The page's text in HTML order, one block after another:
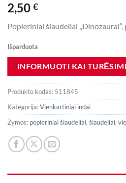
2,50 €
Popieriniai šiaudeliai
Išparduota
Produkto kodas: 511845
Kategorija:Vienkartiniai indai
Žymos: popieriniai šiaudeliai, šiaudeliai,